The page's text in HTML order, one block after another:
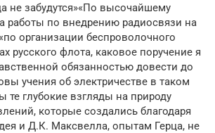
не забудутся»«По высочайшему
работы по внедрению радиосвязи на
организации беспроволочного
русского флота, каковое поручение я
обязанностью довести до
учения об электричестве в таком
те глубокие взгляды на природу
которые создались благодаря
и Д.К. Максвелла, опытам Герца, не